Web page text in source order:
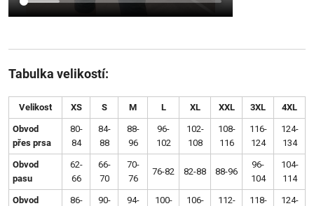
Tabulka velikostí:
Velikost XS S M L XL XXL 3XL 4XL
Obvod
přes prsa
80-
84
84-
88
88-
96
96-
102
102-
108
108-
116
116-
124
124-
134
Obvod
pasu
62-
66
66-
70
70-
76
76-82 82-88 88-96
96-
104
104-
114
Obvod
86-
90-
94-
100-
106-
112-
118-
124-